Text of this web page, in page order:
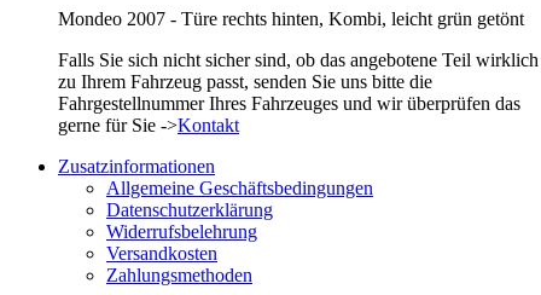
Mondeo 2007 - Türe rechts hinten, Kombi, leicht grün getönt
Falls Sie sich nicht sicher sind, ob das angebotene Teil wirklich
zu Ihrem Fahrzeug passt, senden Sie uns bitte die
Fahrgestellnummer Ihres Fahrzeuges und wir überprüfen das
gerne für Sie ->Kontakt
Zusatzinformationen
Allgemeine Geschäftsbedingungen
Datenschutzerklärung
Widerrufsbelehrung
Versandkosten
Zahlungsmethoden